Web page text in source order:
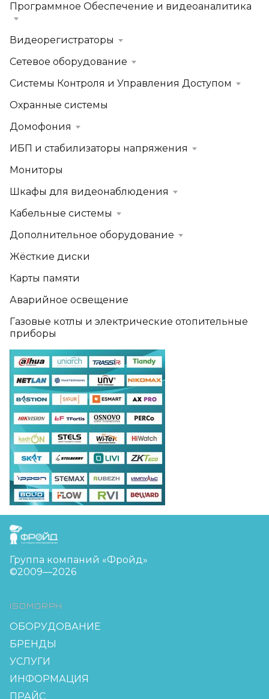
Программное Обеспечение и видеоаналитика
Видеорегистраторы
Сетевое оборудование
Системы Контроля и Управления Доступом
Охранные системы
Домофония
ИБП и стабилизаторы напряжения
Мониторы
Шкафы для видеонаблюдения
Кабельные системы
Дополнительное оборудование
Жёсткие диски
Карты памяти
Аварийное освещение
Газовые котлы и электрические отопительные
приборы
FreudGroup
Группа компаний «Фройд»
©2009—2026
ISOMORPH
ОБОРУДОВАНИЕ
БРЕНДЫ
УСЛУГИ
ИНФОРМАЦИЯ
ПРАЙС